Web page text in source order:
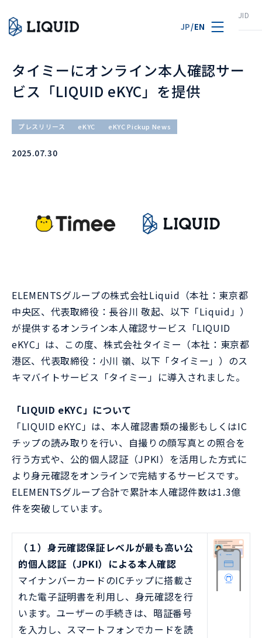
JP/EN
TOP タイミーにオンライン本人確認サービス「LIQUID
タイミーにオンライン本人確認サー
ビス「LIQUID eKYC」を提供
プレスリリース eKYC eKYC Pickup News
2025.07.30
ELEMENTSグループの株式会社Liquid（本社：東京都
中央区、代表取締役：長谷川 敬起、以下「Liquid」）
が提供するオンライン本人確認サービス「LIQUID
eKYC」は、この度、株式会社タイミー（本社：東京都
港区、代表取締役：小川 嶺、以下「タイミー」）のス
キマバイトサービス「タイミー」に導入されました。
「LIQUID eKYC」について
「LIQUID eKYC」は、本人確認書類の撮影もしくはIC
チップの読み取りを行い、自撮りの顔写真との照合を
行う方式や、公的個人認証（JPKI）を活用した方式に
より身元確認をオンラインで完結するサービスです。
ELEMENTSグループ合計で累計本人確認件数は1.3億
件を突破しています。
（１）身元確認保証レベルが最も高い公
的個人認証（JPKI）による本人確認
マイナンバーカードのICチップに搭載さ
れた電子証明書を利用し、身元確認を行
います。ユーザーの手続きは、暗証番号
を入力し、スマートフォンでカードを読